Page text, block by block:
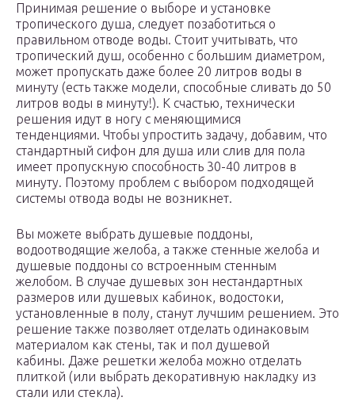
Принимая решение о выборе и установке
тропического душа, следует позаботиться о
правильном отводе воды. Стоит учитывать, что
тропический душ, особенно с большим диаметром,
может пропускать даже более 20 литров воды в
минуту (есть также модели, способные сливать до 50
литров воды в минуту!). К счастью, технически
решения идут в ногу с меняющимися
тенденциями. Чтобы упростить задачу, добавим, что
стандартный сифон для душа или слив для пола
имеет пропускную способность 30-40 литров в
минуту. Поэтому проблем с выбором подходящей
системы отвода воды не возникнет.
Вы можете выбрать душевые поддоны,
водоотводящие желоба, а также стенные желоба и
душевые поддоны со встроенным стенным
желобом. В случае душевых зон нестандартных
размеров или душевых кабинок, водостоки,
установленные в полу, станут лучшим решением. Это
решение также позволяет отделать одинаковым
материалом как стены, так и пол душевой
кабины. Даже решетки желоба можно отделать
плиткой (или выбрать декоративную накладку из
стали или стекла).